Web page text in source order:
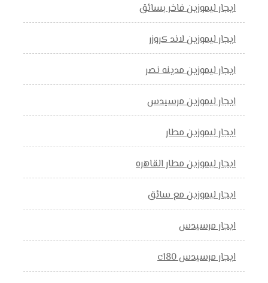
ايجار ليموزين فاخر بسائق
ايجار ليموزين لاند كروزر
ايجار ليموزين مدينه نصر
ايجار ليموزين مرسيدس
ايجار ليموزين مطار
ايجار ليموزين مطار القاهره
ايجار ليموزين مع سائق
ايجار مرسيدس
ايجار مرسيدس c180